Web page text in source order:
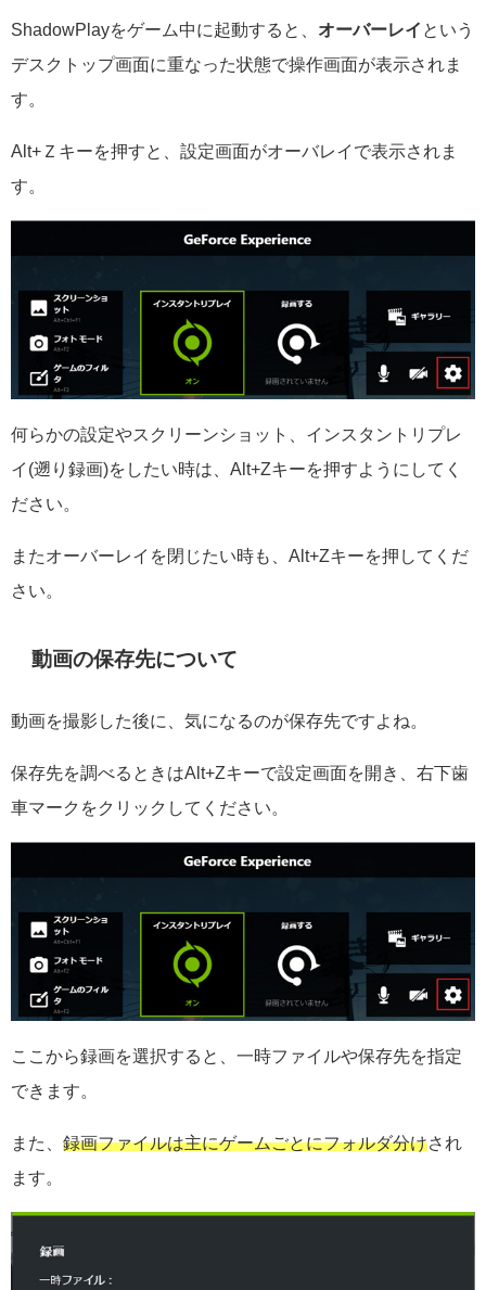
ShadowPlayをゲーム中に起動すると、 オーバーレイ という
デスクトップ画面に重なった状態で操作画面が表示されま
す。
Alt+Ｚキーを押すと、設定画面がオーバレイで表示されま
す。
何らかの設定やスクリーンショット、インスタントリプレ
イ(遡り録画)をしたい時は、Alt+Zキーを押すようにしてく
ださい。
またオーバーレイを閉じたい時も、Alt+Zキーを押してくだ
さい。
動画の保存先について
動画を撮影した後に、気になるのが保存先ですよね。
保存先を調べるときはAlt+Zキーで設定画面を開き、右下歯
車マークをクリックしてください。
ここから録画を選択すると、一時ファイルや保存先を指定
できます。
また、 録画ファイルは主にゲームごとにフォルダ分けされ
ます。